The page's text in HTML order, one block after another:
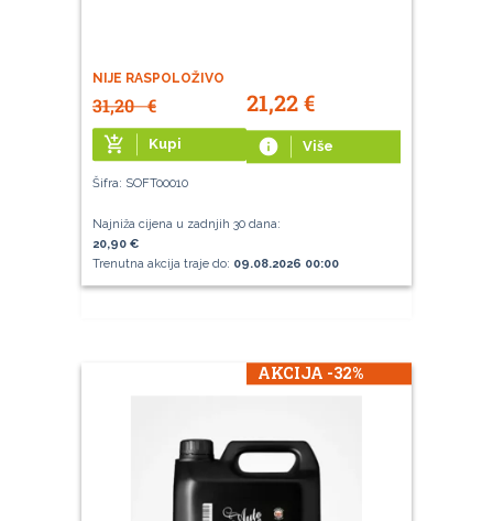
NIJE RASPOLOŽIVO
31,20€ 21,22€
add_shopping_cart Kupi info Više
Šifra: SOFT00010
Najniža cijena u zadnjih 30 dana:
20,90 €
Trenutna akcija traje do: 09.08.2026 00:00
AKCIJA -32%